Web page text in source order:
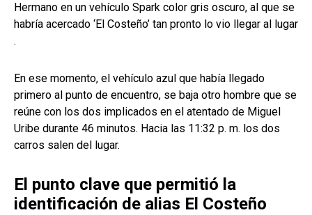
Hermano en un vehículo Spark color gris oscuro, al que se
habría acercado ‘El Costeño’ tan pronto lo vio llegar al lugar
.
En ese momento, el vehículo azul que había llegado
primero al punto de encuentro, se baja otro hombre que se
reúne con los dos implicados en el atentado de Miguel
Uribe durante 46 minutos. Hacia las 11:32 p. m. los dos
carros salen del lugar.
El punto clave que permitió la
identificación de alias El Costeño